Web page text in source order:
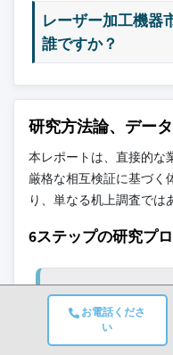
お電話くださ
い
レーザー加工機器
誰ですか？
研究方法論、デー
本レポートは、直接的な
厳格な相互検証に基づく
り、単なる机上調査では
6ステップの研究プ
1. 研究設計と
GMIでは、私た